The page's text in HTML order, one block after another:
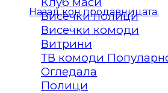
Назад кон продавницата.
Висечки полици
Висечки комоди
Витрини
ТВ комоди
Огледала
Полици